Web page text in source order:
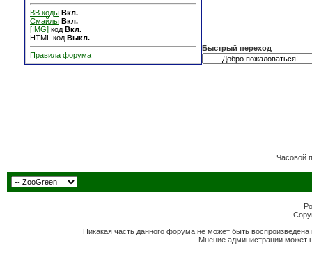
BB коды Вкл.
Смайлы Вкл.
[IMG] код Вкл.
HTML код Выкл.
Правила форума
Быстрый переход
Часовой
Никакая часть данного форума не может быть
Мнение администрации может